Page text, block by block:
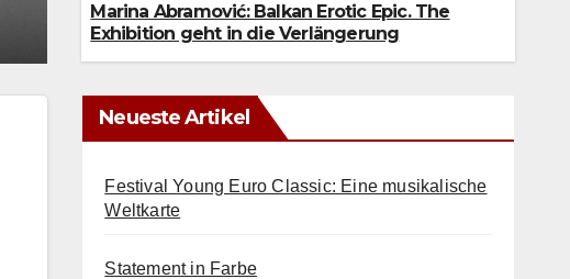
7. AUGUST 2026
Marina Abramović: Balkan Erotic Epic. The
Exhibition geht in die Verlängerung
Neueste Artikel
Festival Young Euro Classic: Eine musikalische
Weltkarte
Statement in Farbe